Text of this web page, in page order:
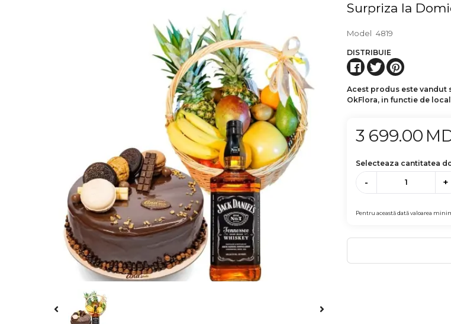
Surpriza la
Model 4819
DISTRIBUIE
Acest produs este vandut
OkFlora, in functie de
3 699.00
Selecteaza cantitatea
- +
Pentru această dată valoarea